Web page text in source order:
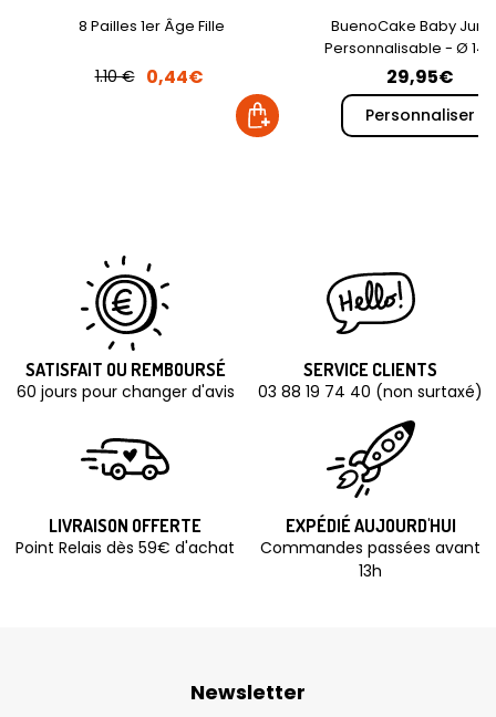
8 Pailles 1er Âge Fille
1.10 € 0,44€
BuenoCake Baby
Personnalisable - Ø 14
29,95€
Personnaliser
SATISFAIT OU REMBOURSÉ
60 jours pour changer d'avis
SERVICE CLIENTS
03 88 19 74 40 (non surtaxé)
LIVRAISON OFFERTE
Point Relais dès 59€ d'achat
EXPÉDIÉ AUJOURD'HUI
Commandes passées avant
13h
Newsletter